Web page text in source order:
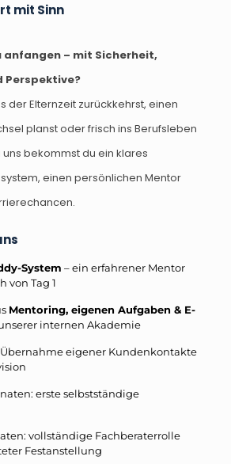
mit Sinn
anfangen – mit Sicherheit,
Perspektive?
der Elternzeit zurückkehrst, einen
planst oder frisch ins Berufsleben
uns bekommst du ein klares
einen persönlichen Mentor
System – ein erfahrener Mentor
von Tag 1
Mentoring, eigenen Aufgaben & E-
internen Akademie
eigener Kundenkontakte
erste selbstständige
vollständige Fachberaterrolle
Festanstellung